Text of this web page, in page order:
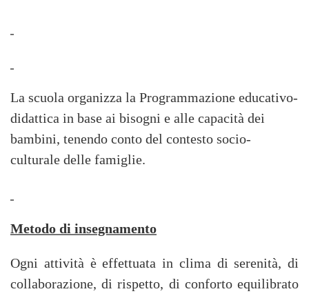
La scuola organizza la Programmazione educativo-
didattica in base ai bisogni e alle capacità dei
bambini, tenendo conto del contesto socio-
culturale delle famiglie.
Metodo di insegnamento
Ogni attività è effettuata in clima di serenità, di
collaborazione, di rispetto, di conforto equilibrato